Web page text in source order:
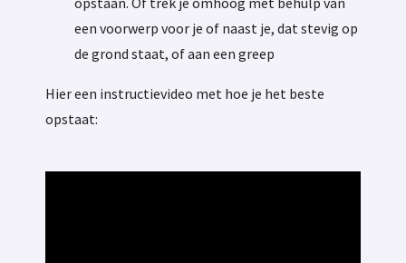
een voorwerp voor je of naast je, dat stevig op
de grond staat, of aan een greep
Hier een instructievideo met hoe je het beste
opstaat: